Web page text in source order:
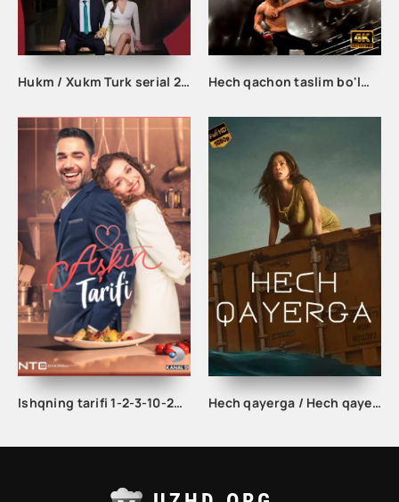
Hukm / Xukm Turk serial 203. 204. 205. 206. 207. 208. 209. 210. 211. 212. 213. 214. 215 Qism Uzbek tilida Hukim Xukim Barcha qismlari Hech qachon taslim bo'lma 3
Ishqning tarifi 1-2-3-10-20-30-40-50-60-70-100 qism turk serial Uzbek tilida Barcha qismlar Hech qayerga / Hech qayerda Uzbek tilida 2023 Tarjima kino HD skachat